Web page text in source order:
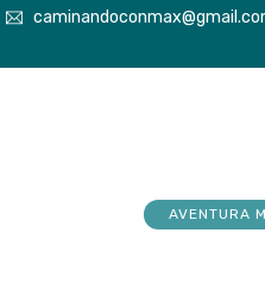
AVENTURA